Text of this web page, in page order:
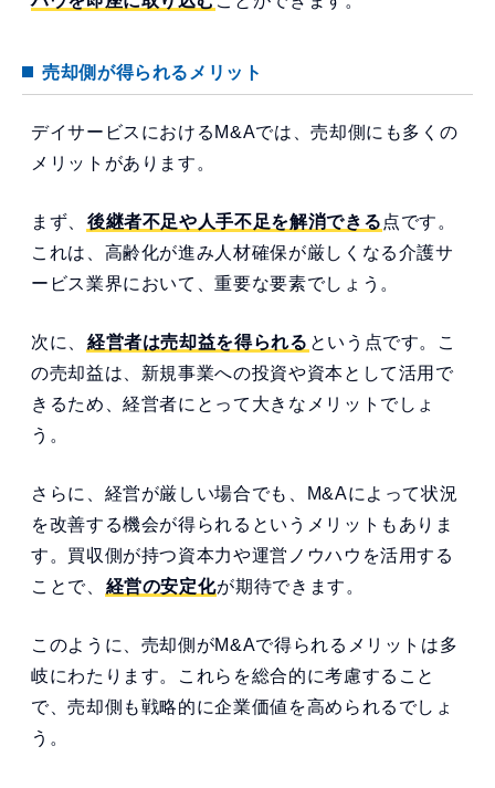
売却側が得られるメリット
デイサービスにおけるM&Aでは、売却側にも多くの
メリットがあります。
まず、 後継者不足や人手不足を解消できる 点です。
これは、高齢化が進み人材確保が厳しくなる介護サ
ービス業界において、重要な要素でしょう。
次に、 経営者は売却益を得られる という点です。こ
の売却益は、新規事業への投資や資本として活用で
きるため、経営者にとって大きなメリットでしょ
う。
さらに、経営が厳しい場合でも、M&Aによって状況
を改善する機会が得られるというメリットもありま
す。買収側が持つ資本力や運営ノウハウを活用する
ことで、 経営の安定化が期待できます。
このように、売却側がM&Aで得られるメリットは多
岐にわたります。これらを総合的に考慮すること
で、売却側も戦略的に企業価値を高められるでしょ
う。